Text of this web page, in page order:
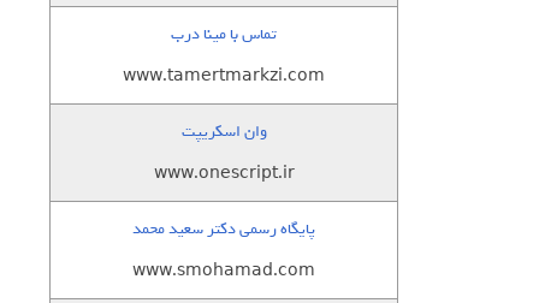
تماس با مینا درب
www.tamertmarkzi.com
وان اسکریپت
www.onescript.ir
پایگاه رسمی دکتر سعید محمد
www.smohamad.com